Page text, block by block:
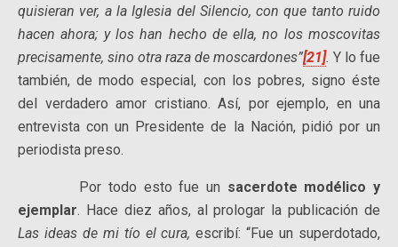
quisieran ver, a la Iglesia del Silencio, con que tanto ruido
hacen ahora; y los han hecho de ella, no los moscovitas
precisamente, sino otra raza de moscardones”[21]. Y lo fue
también, de modo especial, con los pobres, signo éste
del verdadero amor cristiano. Así, por ejemplo, en una
entrevista con un Presidente de la Nación, pidió por un
periodista preso.
Por todo esto fue un sacerdote modélico y
ejemplar. Hace diez años, al prologar la publicación de
Las ideas de mi tío el cura, escribí: “Fue un superdotado,